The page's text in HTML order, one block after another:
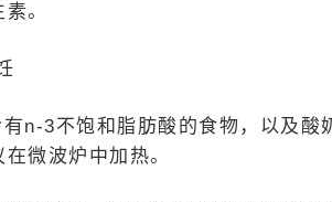
。
n-3不饱和脂肪酸的食物，以及酸
微波炉中加热。